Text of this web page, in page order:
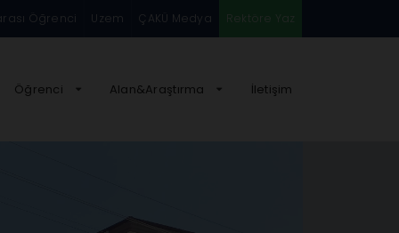
Öğrenci Uzem ÇAKÜ Medya Rektöre Yaz
Öğrenci Alan&Araştırma İletişim